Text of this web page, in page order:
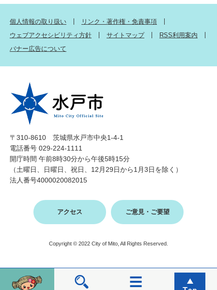
個人情報の取り扱い
リンク・著作権・免責事項
ウェブアクセシビリティ方針
サイトマップ
RSS利用案内
バナー広告について
〒310-8610 茨城県水戸市中央1-4-1
電話番号 029-224-1111
開庁時間 午前8時30分から午後5時15分
（土曜日、日曜日、祝日、12月29日から1月3日を除く）
法人番号4000020082015
アクセス ご意見・ご要望
Copyright © 2022 City of Mito, All Rights Reserved.